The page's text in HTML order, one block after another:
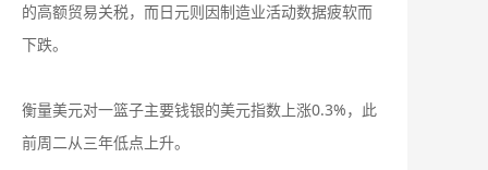
的高额贸易关税，而日元则因制造业活动数据疲软而
下跌。
衡量美元对一篮子主要钱银的美元指数上涨0.3%，此
前周二从三年低点上升。